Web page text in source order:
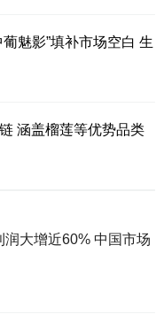
魅影”填补市场空白 生
涵盖榴莲等优势品类
大增近60% 中国市场